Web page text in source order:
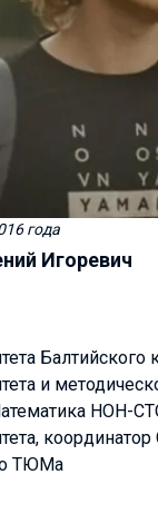
года
Игоревич
Балтийского
и
НОН-
координатор
ТЮМа